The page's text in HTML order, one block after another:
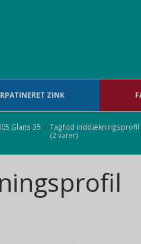
ZINK
Glans 35 / Tagfod inddækningsprofil
(2 varer)